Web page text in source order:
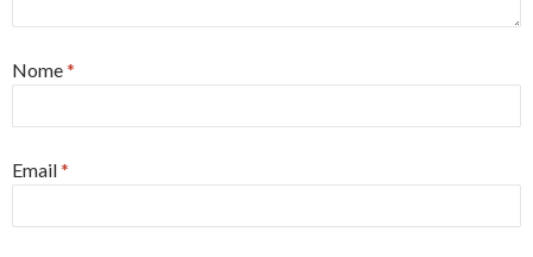
Nome*
Email*